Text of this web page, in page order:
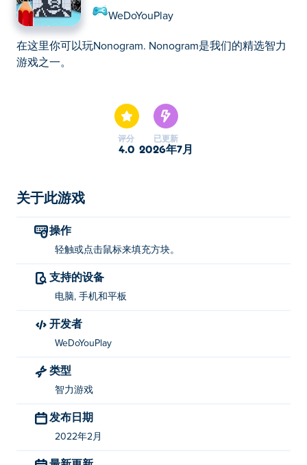
WeDoYouPlay
在这里你可以玩Nonogram. Nonogram是我们的精选智力
游戏之一。
评分
4.0
已更新
2026年7月
关于此游戏
操作
轻触或点击鼠标来填充方块。
支持的设备
电脑, 手机和平板
开发者
WeDoYouPlay
类型
智力游戏
发布日期
2022年2月